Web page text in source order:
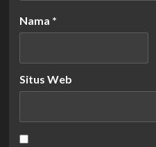
Nama *
Situs Web